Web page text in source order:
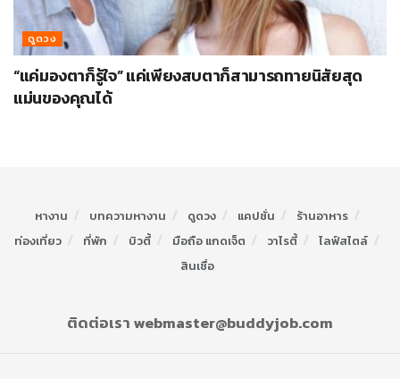
ดูดวง
“แค่มองตาก็รู้ใจ” แค่เพียงสบตาก็สามารถทายนิสัยสุด
แม่นของคุณได้
หางาน บทความหางาน ดูดวง แคปชั่น
ร้านอาหาร
ท่องเที่ยว
ที่พัก บิวตี้ มือถือ แกดเจ็ต วาไรตี้
ไลฟ์สไตล์
สินเชื่อ
ติดต่อเรา webmaster@buddyjob.com